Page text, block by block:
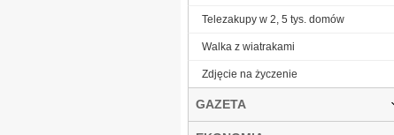
Telezakupy w 2, 5 tys. domów
Walka z wiatrakami
Zdjęcie na życzenie
GAZETA